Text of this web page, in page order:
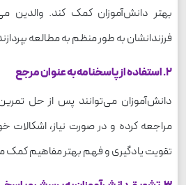
بهتر دانش‌آموزان کمک کند. والدین
فرزندانشان به طور منظم به مطالعه
2. استفاده از پاسخنامه به عنوان مرجع
دانش‌آموزان می‌توانند پس از حل
مراجعه کرده و در صورت نیاز، اشکالات
تقویت یادگیری و فهم بهتر مفاهیم کمک